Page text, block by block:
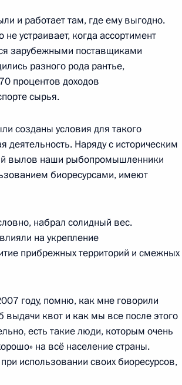
области
3
и работает там, где ему выгодно.
устраивает, когда ассортимент
зарубежными поставщиками
разного рода рантье,
процентов доходов
сырья.
созданы условия для такого
деятельность. Наряду с историческим
вылов наши рыбопромышленники
биоресурсами, имеют
набрал солидный вес.
на укрепление
прибрежных территорий и смежных
году, помню, как мне говорили
выдачи квот и как мы все после этого
есть такие люди, которым очень
на всё население страны.
использовании своих биоресурсов,